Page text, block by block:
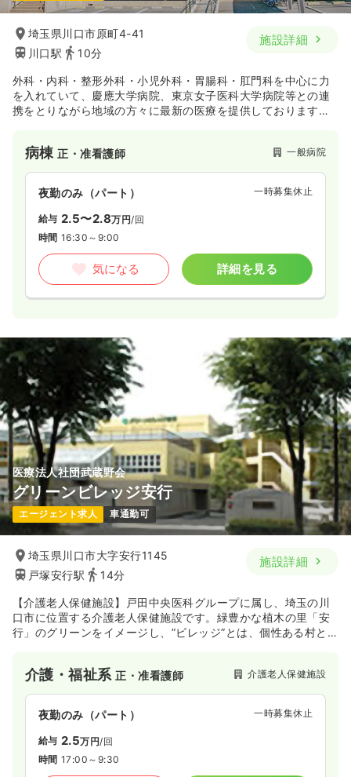
埼玉県川口市原町4-41
川口駅
10分
施設詳細
外科・内科・整形外科・小児外科・胃腸科・肛門科を中心に力
を入れていて、慶應大学病院、東京女子医科大学病院等との連
携をとりながら地域の方々に最新の医療を提供しております。
った良質な医療・介護を目指して邁進しております。
病棟正・准看護師 一般病院
夜勤のみ（パート） 一時募集休止
給与 2.5〜2.8万円/回
時間 16:30～9:00
気になる 詳細を見る
医療法人社団武蔵野会
グリーンビレッジ安行
エージェント求人 車通勤可
埼玉県川口市大字安行1145
戸塚安行駅
14分
施設詳細
【介護老人保健施設】戸田中央医科グループに属し、埼玉の川
口市に位置する介護老人保健施設です。緑豊かな植木の里「安
行」のグリーンをイメージし、”ビレッジ”とは、個性ある村と
介護・福祉系正・准看護師 介護老人保健施設
夜勤のみ（パート） 一時募集休止
給与 2.5万円/回
時間 17:00～9:30